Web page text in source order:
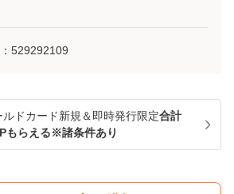
529292109
ルドカード新規＆即時発行限定合計
もらえる※諸条件あり